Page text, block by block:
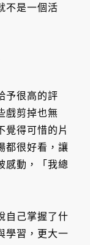
不是一個活
予很高的評
戲剪掉也無
覺得可惜的片
都很好看，讓
感動，「我總
自己掌握了什
學習，更大一